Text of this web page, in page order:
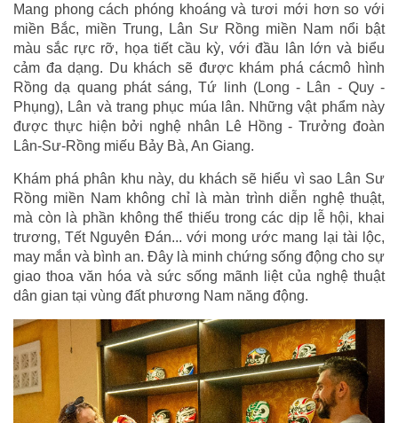
Mang phong cách phóng khoáng và tươi mới hơn so với
miền Bắc, miền Trung, Lân Sư Rồng miền Nam nổi bật
màu sắc rực rỡ, họa tiết cầu kỳ, với đầu lân lớn và biểu
cảm đa dạng. Du khách sẽ được khám phá cácmô hình
Rồng dạ quang phát sáng, Tứ linh (Long - Lân - Quy -
Phụng), Lân và trang phục múa lân. Những vật phẩm này
được thực hiện bởi nghệ nhân Lê Hồng - Trưởng đoàn
Lân-Sư-Rồng miếu Bảy Bà, An Giang.
Khám phá phân khu này, du khách sẽ hiểu vì sao Lân Sư
Rồng miền Nam không chỉ là màn trình diễn nghệ thuật,
mà còn là phần không thể thiếu trong các dịp lễ hội, khai
trương, Tết Nguyên Đán... với mong ước mang lại tài lộc,
may mắn và bình an. Đây là minh chứng sống động cho sự
giao thoa văn hóa và sức sống mãnh liệt của nghệ thuật
dân gian tại vùng đất phương Nam năng động.